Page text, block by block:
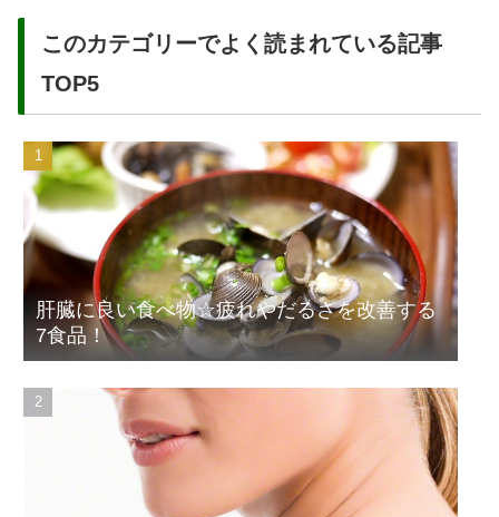
このカテゴリーでよく読まれている記事
TOP5
肝臓に良い食べ物☆疲れやだるさを改善する
7食品！